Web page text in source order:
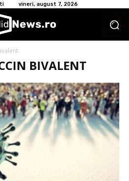
vineri, august 7, 2026
BIVALENT